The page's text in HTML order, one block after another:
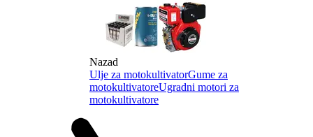
Nazad
Ulje za motokultivatorGume za
motokultivatoreUgradni motori za
motokultivatore